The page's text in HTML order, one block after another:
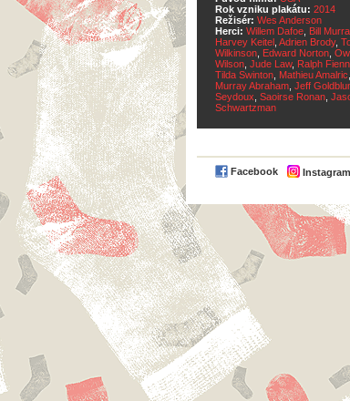
Rok vzniku plakátu: 2014
Režisér: Wes Anderson
Herci: Willem Dafoe Bill
Harvey Keitel Adrien Brody,
Wilkinson Edward Norton
Wilson Jude Law, Ralph
Tilda Swinton Mathieu Amalric
Murray Abraham Jeff
Seydoux Saoirse Ronan
Schwartzman
Facebook Instagram